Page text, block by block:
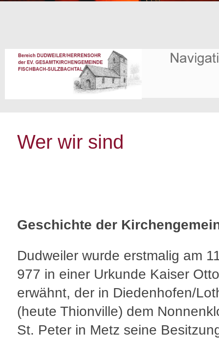
Wer wir sind
Geschichte der
Dudweiler wurde erstmalig am
977 in einer Urkunde Kaiser
erwähnt, der in Diedenhofen/
(heute Thionville) dem
St. Peter in Metz seine